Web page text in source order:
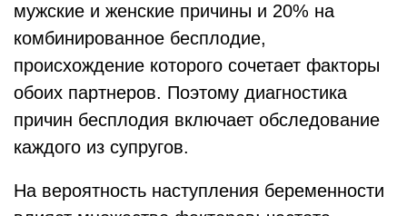
мужские и женские причины и 20% на
комбинированное бесплодие,
происхождение которого сочетает факторы
обоих партнеров. Поэтому диагностика
причин бесплодия включает обследование
каждого из супругов.
На вероятность наступления беременности